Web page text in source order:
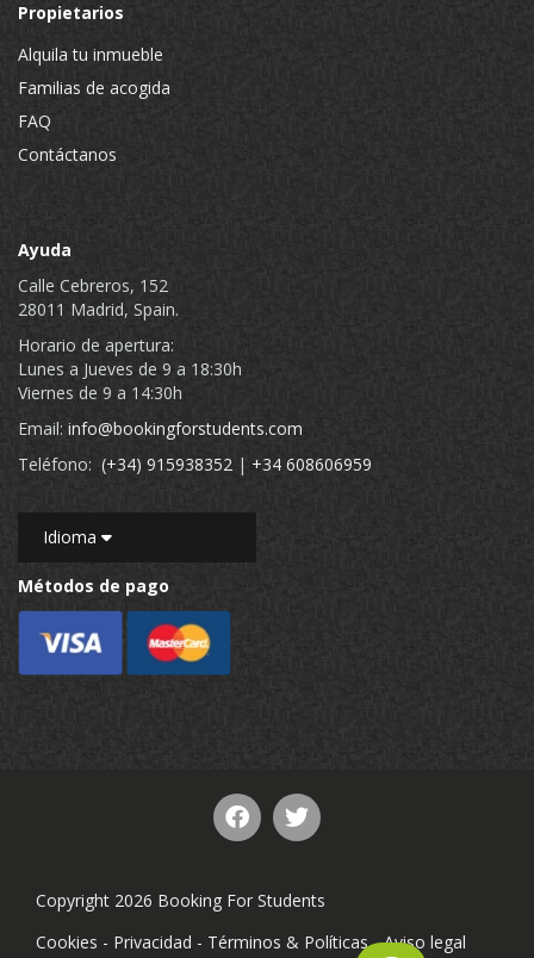
Propietarios
Alquila tu inmueble
Familias de acogida
FAQ
Contáctanos
Ayuda
Calle Cebreros, 152
28011 Madrid, Spain.
Horario de apertura:
Lunes a Jueves de 9 a 18:30h
Viernes de 9 a 14:30h
Email: info@bookingforstudents.com
Teléfono: (+34) 915938352 | +34 608606959
Idioma
Métodos de pago
Copyright 2026 Booking For Students
Cookies - Privacidad - Términos & Políticas-Aviso legal